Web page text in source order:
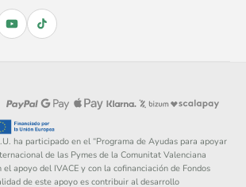
ha participado en el “Programa de Ayudas para apoyar
de las Pymes de la Comunitat Valenciana
apoyo del IVACE y con la cofinanciación de Fondos
de este apoyo es contribuir al desarrollo